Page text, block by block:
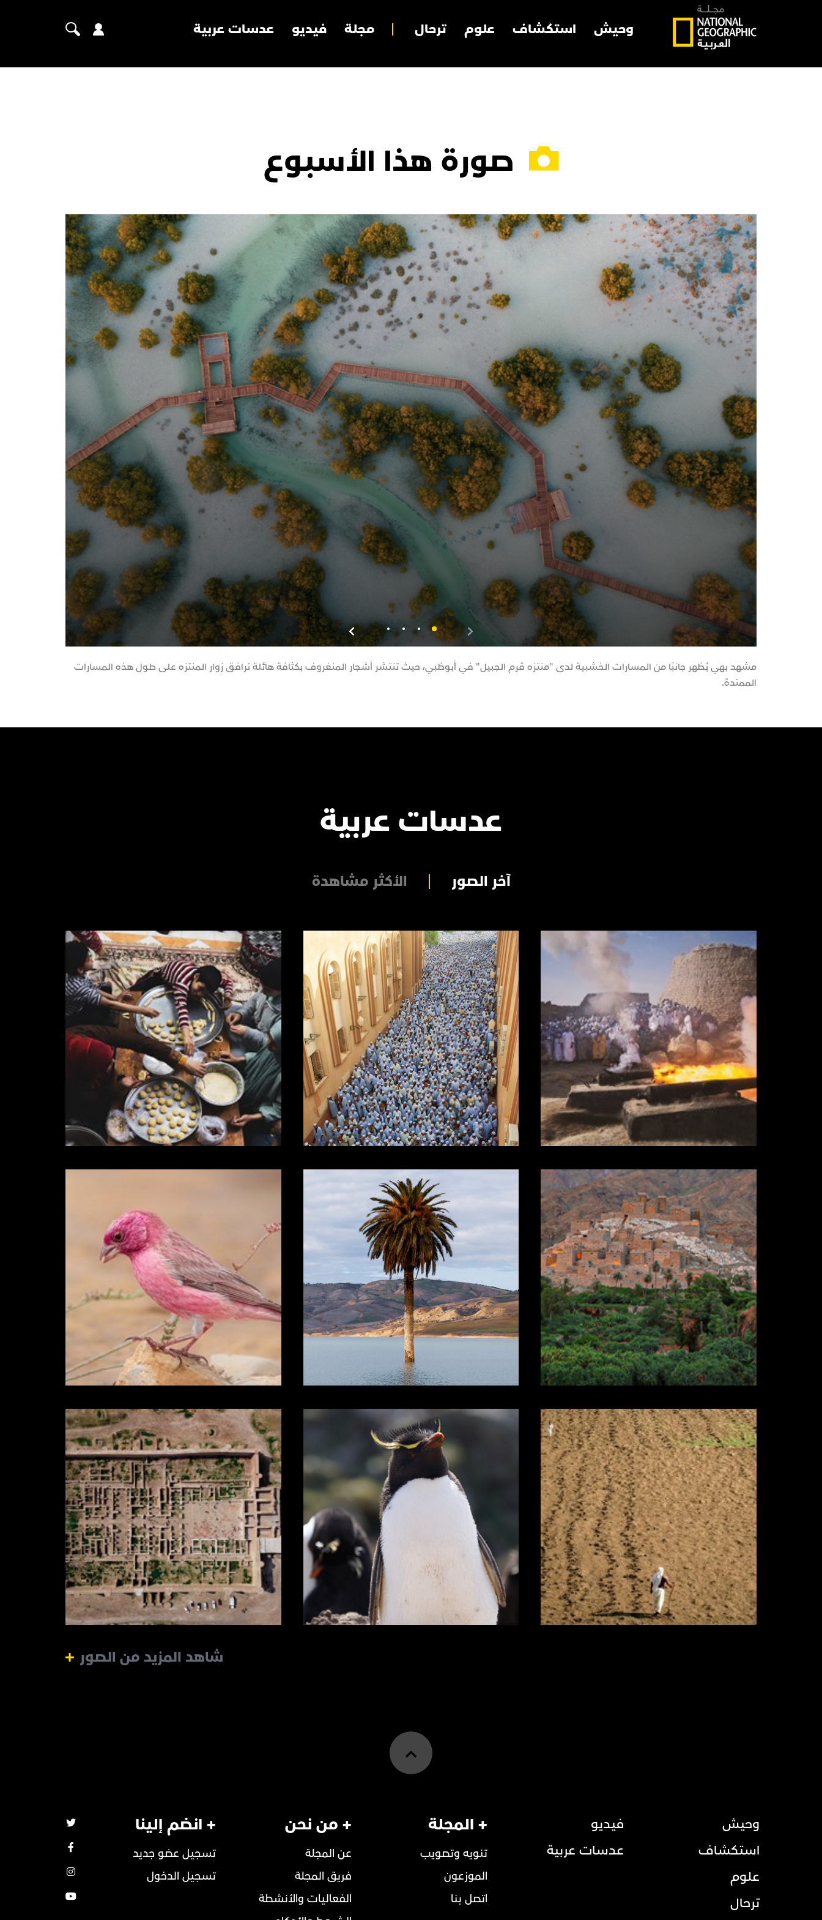
وحيش استكشاف علوم ترحال مجلة فيديو عدسات عربية
صورة هذا الأسبوع
مشهد بهي يُظهر جانبًا من المسارات الخشبية لدى "منتزه قرم الجبيل" في أبوظبي، حيث تنتشر أشجار المنغروف بكثافة هائلة ترافق زوار المنتزه على طول هذه المسارات
الممتدة.
عدسات عربية
آخر الصور الأكثر مشاهدة
شاهد المزيد من الصور
وحيش
استكشاف
علوم
ترحال
فيديو
عدسات عربية
+ المجلة
تنويه وتصويب
الموزعون
اتصل بنا
+ من نحن
عن المجلة
فريق المجلة
الفعاليات والأنشطة
+ انضم إلينا
تسجيل عضو جديد
تسجيل الدخول